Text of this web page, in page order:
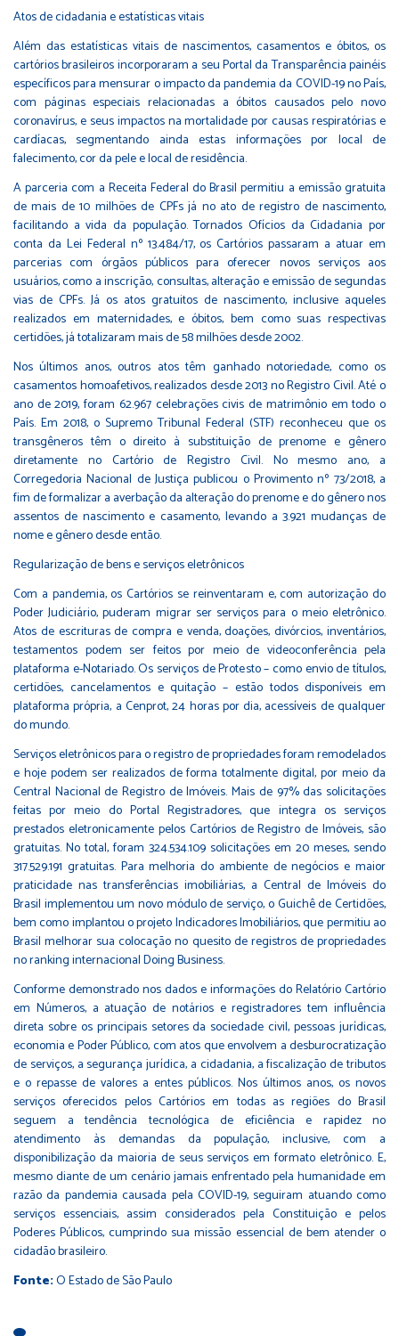
Atos de cidadania e estatísticas vitais
Além das estatísticas vitais de nascimentos, casamentos e óbitos, os
cartórios brasileiros incorporaram a seu Portal da Transparência painéis
específicos para mensurar o impacto da pandemia da COVID-19 no País,
com páginas especiais relacionadas a óbitos causados pelo novo
coronavírus, e seus impactos na mortalidade por causas respiratórias e
cardíacas, segmentando ainda estas informações por local de
falecimento, cor da pele e local de residência.
A parceria com a Receita Federal do Brasil permitiu a emissão gratuita
de mais de 10 milhões de CPFs já no ato de registro de nascimento,
facilitando a vida da população. Tornados Ofícios da Cidadania por
conta da Lei Federal nº 13.484/17, os Cartórios passaram a atuar em
parcerias com órgãos públicos para oferecer novos serviços aos
usuários, como a inscrição, consultas, alteração e emissão de segundas
vias de CPFs. Já os atos gratuitos de nascimento, inclusive aqueles
realizados em maternidades, e óbitos, bem como suas respectivas
certidões, já totalizaram mais de 58 milhões desde 2002.
Nos últimos anos, outros atos têm ganhado notoriedade, como os
casamentos homoafetivos, realizados desde 2013 no Registro Civil. Até o
ano de 2019, foram 62.967 celebrações civis de matrimônio em todo o
País. Em 2018, o Supremo Tribunal Federal (STF) reconheceu que os
transgêneros têm o direito à substituição de prenome e gênero
diretamente no Cartório de Registro Civil. No mesmo ano, a
Corregedoria Nacional de Justiça publicou o Provimento nº 73/2018, a
fim de formalizar a averbação da alteração do prenome e do gênero nos
assentos de nascimento e casamento, levando a 3.921 mudanças de
nome e gênero desde então.
Regularização de bens e serviços eletrônicos
Com a pandemia, os Cartórios se reinventaram e, com autorização do
Poder Judiciário, puderam migrar ser serviços para o meio eletrônico.
Atos de escrituras de compra e venda, doações, divórcios, inventários,
testamentos podem ser feitos por meio de videoconferência pela
plataforma e-Notariado. Os serviços de Protesto – como envio de títulos,
certidões, cancelamentos e quitação – estão todos disponíveis em
plataforma própria, a Cenprot, 24 horas por dia, acessíveis de qualquer
do mundo.
Serviços eletrônicos para o registro de propriedades foram remodelados
e hoje podem ser realizados de forma totalmente digital, por meio da
Central Nacional de Registro de Imóveis. Mais de 97% das solicitações
feitas por meio do Portal Registradores, que integra os serviços
prestados eletronicamente pelos Cartórios de Registro de Imóveis, são
gratuitas. No total, foram 324.534.109 solicitações em 20 meses, sendo
317.529.191 gratuitas. Para melhoria do ambiente de negócios e maior
praticidade nas transferências imobiliárias, a Central de Imóveis do
Brasil implementou um novo módulo de serviço, o Guichê de Certidões,
bem como implantou o projeto Indicadores Imobiliários, que permitiu ao
Brasil melhorar sua colocação no quesito de registros de propriedades
no ranking internacional Doing Business.
Conforme demonstrado nos dados e informações do Relatório Cartório
em Números, a atuação de notários e registradores tem influência
direta sobre os principais setores da sociedade civil, pessoas jurídicas,
economia e Poder Público, com atos que envolvem a desburocratização
de serviços, a segurança jurídica, a cidadania, a fiscalização de tributos
e o repasse de valores a entes públicos. Nos últimos anos, os novos
serviços oferecidos pelos Cartórios em todas as regiões do Brasil
seguem a tendência tecnológica de eficiência e rapidez no
atendimento às demandas da população, inclusive, com a
disponibilização da maioria de seus serviços em formato eletrônico. E,
mesmo diante de um cenário jamais enfrentado pela humanidade em
razão da pandemia causada pela COVID-19, seguiram atuando como
serviços essenciais, assim considerados pela Constituição e pelos
Poderes Públicos, cumprindo sua missão essencial de bem atender o
cidadão brasileiro.
Fonte:O Estado de São Paulo